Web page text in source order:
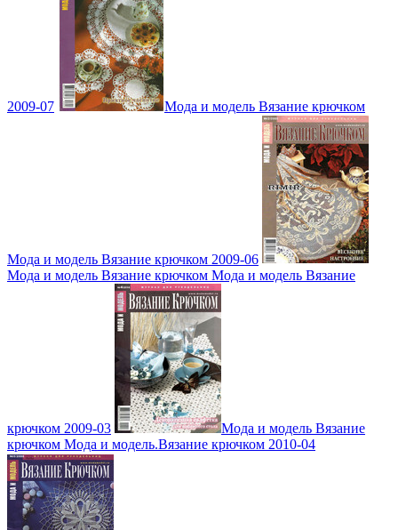
2009-07 Мода и модель Вязание крючком
Мода и модель Вязание крючком 2009-06
Мода и модель Вязание крючком Мода и модель Вязание
крючком 2009-03
Мода и модель Вязание
крючком Мода и модель.Вязание крючком 2010-04